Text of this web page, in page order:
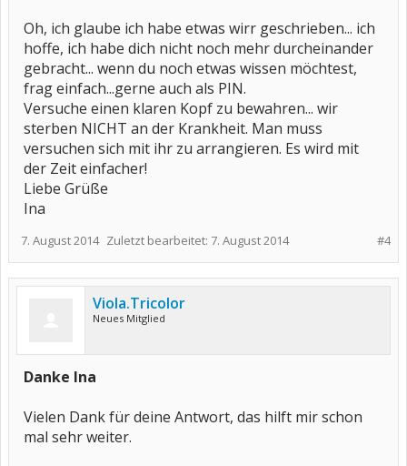
Oh, ich glaube ich habe etwas wirr geschrieben... ich
hoffe, ich habe dich nicht noch mehr durcheinander
gebracht... wenn du noch etwas wissen möchtest,
frag einfach...gerne auch als PIN.
Versuche einen klaren Kopf zu bewahren... wir
sterben NICHT an der Krankheit. Man muss
versuchen sich mit ihr zu arrangieren. Es wird mit
der Zeit einfacher!
Liebe Grüße
Ina
#4
7. August 2014 Zuletzt bearbeitet: 7. August 2014
Viola.Tricolor
Neues Mitglied
Danke Ina
Vielen Dank für deine Antwort, das hilft mir schon
mal sehr weiter.